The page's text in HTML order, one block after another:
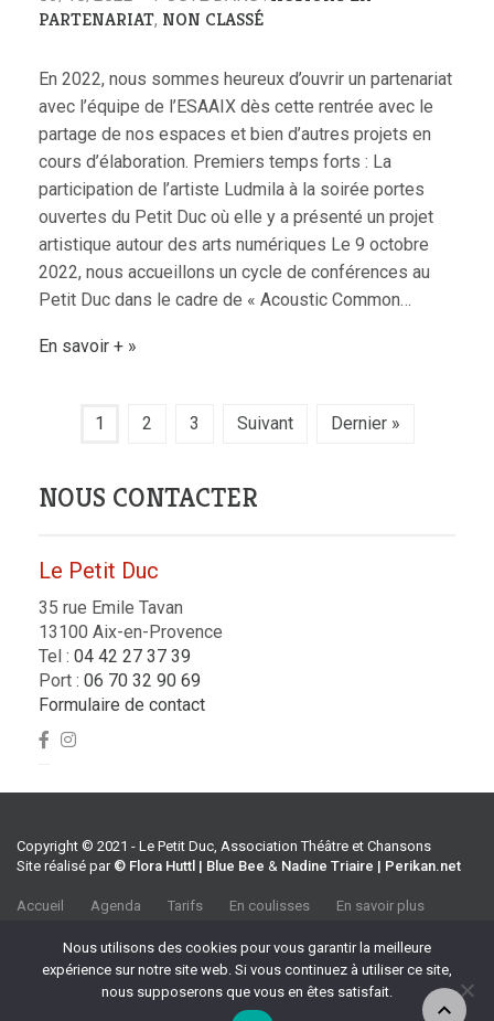
PARTENARIAT, NON CLASSÉ
En 2022, nous sommes heureux d’ouvrir un partenariat
avec l’équipe de l’ESAAIX dès cette rentrée avec le
partage de nos espaces et bien d’autres projets en
cours d’élaboration. Premiers temps forts : La
participation de l’artiste Ludmila à la soirée portes
ouvertes du Petit Duc où elle y a présenté un projet
artistique autour des arts numériques Le 9 octobre
2022, nous accueillons un cycle de conférences au
Petit Duc dans le cadre de « Acoustic Common…
En savoir +
1 2 3 Suivant Dernier »
NOUS CONTACTER
Le Petit Duc
35 rue Emile Tavan
13100 Aix-en-Provence
Tel : 04 42 27 37 39
Port : 06 70 32 90 69
Formulaire de contact
Copyright © 2021 - Le Petit Duc, Association Théâtre et Chansons
Site réalisé par © Flora Huttl | Blue Bee & Nadine Triaire | Perikan.net
Accueil Agenda Tarifs En coulisses
En savoir plus
Association Théâtre et Chansons
35 rue Emile Tavan, 13100 Aix-en-Provence
04 42 27 37 39
Nous utilisons des cookies pour vous garantir la meilleure
expérience sur notre site web. Si vous continuez à utiliser ce site,
nous supposerons que vous en êtes satisfait.